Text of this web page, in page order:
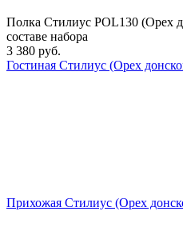
Полка Стилиус POL130 (Орех
составе набора
3 380 руб.
Гостиная Стилиус (Орех
Прихожая Стилиус (Орех